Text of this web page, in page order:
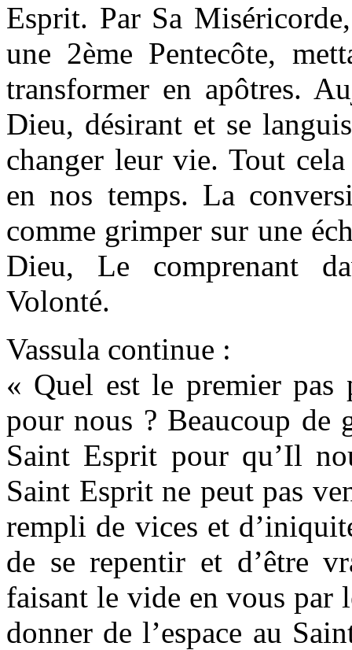
Esprit. Par Sa
une 2ème Pentecôte,
transformer en apôtres.
Dieu, désirant et se
changer leur vie. Tout
en nos temps. La
comme grimper sur une
Dieu, Le comprenant
Volonté.
Vassula continue :
« Quel est le premier pas
pour nous ? Beaucoup de
Saint Esprit pour qu’Il
Saint Esprit ne peut pas
rempli de vices et
de se repentir et d’être
faisant le vide en vous par
donner de l’espace au